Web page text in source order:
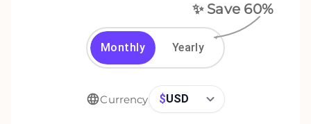
✨ Save 60%
Monthly Yearly
Currency $USD